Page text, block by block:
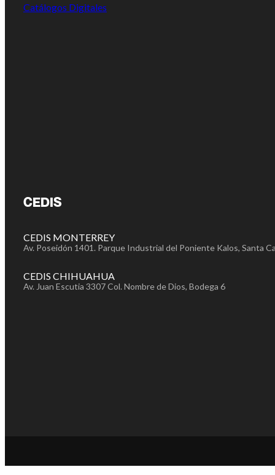
Catálogos Digitales
CEDIS
CEDIS MONTERREY
Av. Poseidón 1401. Parque Industrial del Poniente Kalos, Santa
CEDIS CHIHUAHUA
Av. Juan Escutia 3307 Col. Nombre de Dios, Bodega 6